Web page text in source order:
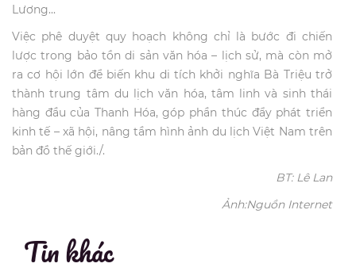
Lương...
Việc phê duyệt quy hoạch không chỉ là bước đi chiến
lược trong bảo tồn di sản văn hóa – lịch sử, mà còn mở
ra cơ hội lớn để biến khu di tích khởi nghĩa Bà Triệu trở
thành trung tâm du lịch văn hóa, tâm linh và sinh thái
hàng đầu của Thanh Hóa, góp phần thúc đẩy phát triển
kinh tế – xã hội, nâng tầm hình ảnh du lịch Việt Nam trên
bản đồ thế giới./.
BT: Lê Lan
Ảnh:Nguồn Internet
Tin khác